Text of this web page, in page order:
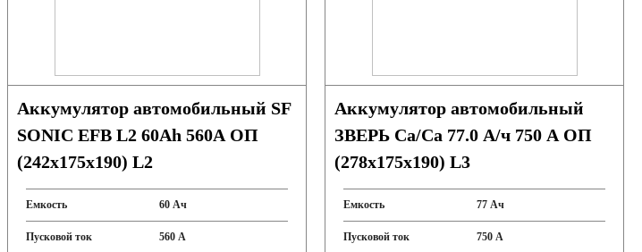
Аккумулятор автомобильный SF
SONIC EFB L2 60Ah 560A ОП
(242х175х190) L2
Емкость 60 Ач
Пусковой ток 560 А
Аккумулятор автомобильный
ЗВЕРЬ Са/Са 77.0 А/ч 750 A ОП
(278x175x190) L3
Емкость 77 Ач
Пусковой ток 750 А